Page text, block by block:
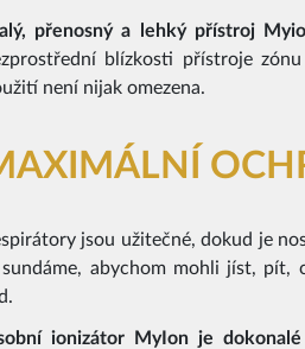
přenosný a lehký přístroj
blízkosti přístroje
není nijak omezena.
jsou užitečné, dokud je
abychom mohli jíst, pít,
ionizátor MyIon je